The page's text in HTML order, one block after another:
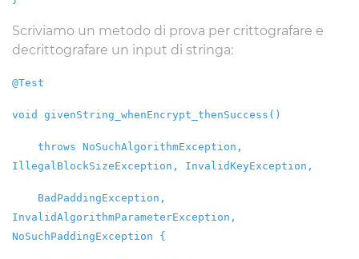
Scriviamo un metodo di prova per crittografare e
decrittografare un input di stringa:
@Test
void givenString_whenEncrypt_thenSuccess()
throws NoSuchAlgorithmException,
IllegalBlockSizeException, InvalidKeyException,
BadPaddingException,
InvalidAlgorithmParameterException,
NoSuchPaddingException {